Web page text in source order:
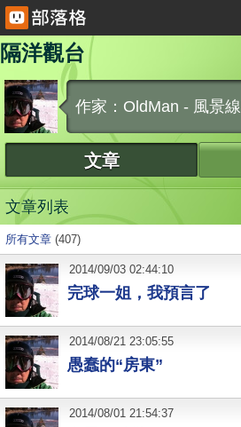
隔洋觀台
作家：OldMan - 風景線
文章
文章列表
所有文章 (407)
完球一姐，我預言了
2014/09/03 02:44:10
愚蠢的“房東”
2014/08/21 23:05:55
2014/08/01 21:54:37